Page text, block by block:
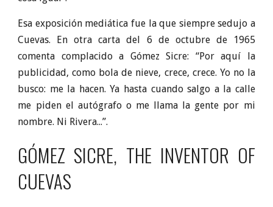
Esa exposición mediática fue la que siempre sedujo a
Cuevas. En otra carta del 6 de octubre de 1965
comenta complacido a Gómez Sicre: “Por aquí la
publicidad, como bola de nieve, crece, crece. Yo no la
busco: me la hacen. Ya hasta cuando salgo a la calle
me piden el autógrafo o me llama la gente por mi
nombre. Ni Rivera...”.
GÓMEZ SICRE, THE INVENTOR OF
CUEVAS